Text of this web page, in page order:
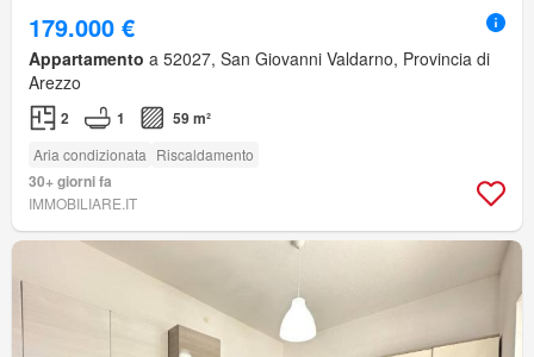
179.000 €
Appartamento a 52027, San Giovanni Valdarno, Provincia di
Arezzo
2 1 59 m²
Aria condizionata Riscaldamento
30+ giorni fa
IMMOBILIARE.IT